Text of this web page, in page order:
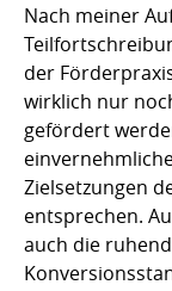
Nach meiner
der
wirklich nur
gefördert
Zielsetzungen
entsprechen.
auch die